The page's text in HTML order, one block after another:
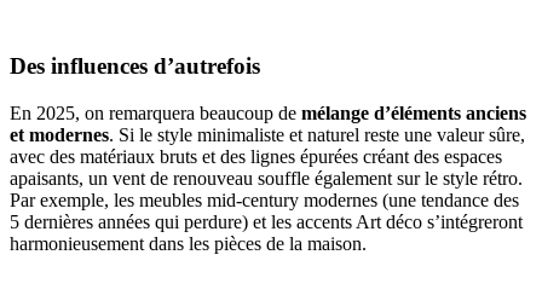
Des influences d’autrefois
En 2025, on remarquera beaucoup de mélange d’éléments anciens
et modernes. Si le style minimaliste et naturel reste une valeur sûre,
avec des matériaux bruts et des lignes épurées créant des espaces
apaisants, un vent de renouveau souffle également sur le style rétro.
Par exemple, les meubles mid-century modernes (une tendance des
5 dernières années qui perdure) et les accents Art déco s’intégreront
harmonieusement dans les pièces de la maison.